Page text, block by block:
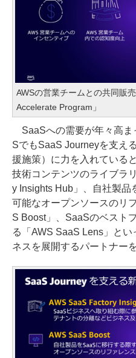
AWSの営業チームとの共同販
Accelerate Program」
SaaSへの需要が年々高ま
SでもSaaS Journeyを支え
援施策）に力を入れている
技術コンテンツのライブラ
y Insights Hub」、自社製品
可能なオープンソースのリ
S Boost」、SaaSのベスト
る「AWS SaaS Lens」と
ネスを展開するパートナー